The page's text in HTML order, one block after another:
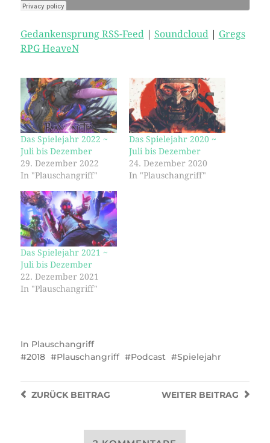
Gedankensprung RSS-Feed| Soundcloud| Gregs
RPG HeaveN
Das Spielejahr 2022 ~
Juli bis Dezember
29. Dezember 2022
In "Plauschangriff"
Das Spielejahr 2020 ~
Juli bis Dezember
24. Dezember 2020
In "Plauschangriff"
Das Spielejahr 2021 ~
Juli bis Dezember
22. Dezember 2021
In "Plauschangriff"
In Plauschangriff
2018
Plauschangriff Podcast Spielejahr
WEITER BEITRAG
ZURÜCKBEITRAG